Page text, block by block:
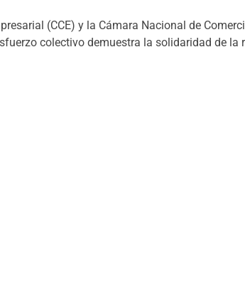
(CCE) y la Cámara Nacional de
colectivo demuestra la solidaridad de la